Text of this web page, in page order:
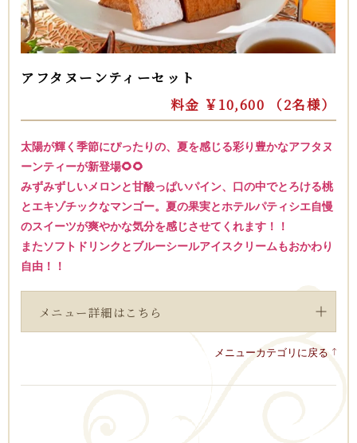
アフタヌーンティーセット
料金 ￥10,600 （2名様）
太陽が輝く季節にぴったりの、夏を感じる彩り豊かなアフタヌ
ーンティーが新登場🌻🌻
みずみずしいメロンと甘酸っぱいパイン、口の中でとろける桃
とエキゾチックなマンゴー。夏の果実とホテルパティシエ自慢
のスイーツが爽やかな気分を感じさせてくれます！！
またソフトドリンクとブルーシールアイスクリームもおかわり
自由！！
メニュー詳細はこちら
メニューカテゴリに戻る